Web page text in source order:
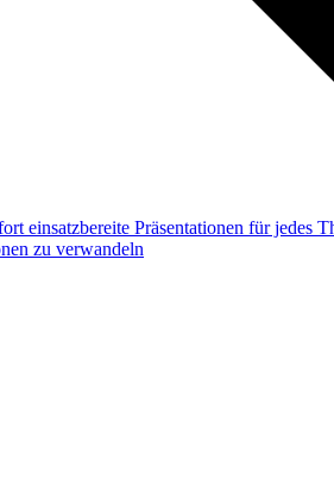
einsatzbereite Präsentationen für jedes
zu verwandeln